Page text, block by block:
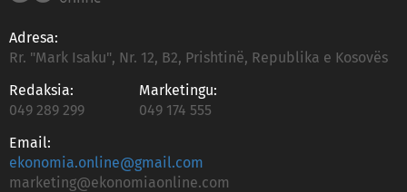
Adresa:
Rr. "Mark Isaku", Nr. 12, B2, Prishtinë, Republika e Kosovës
Redaksia:
049 289 299
Marketingu:
049 174 555
Email:
ekonomia.online@gmail.com
marketing@ekonomiaonline.com